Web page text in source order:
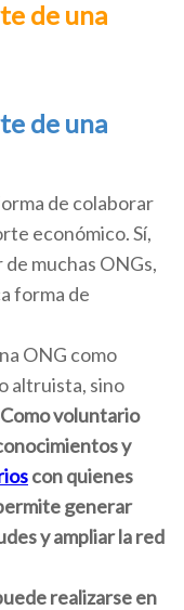
de una
de una
de colaborar
económico. Sí,
muchas ONGs,
forma de
ONG como
altruista, sino
Como voluntario
y
con quienes
generar
y ampliar la red
realizarse en